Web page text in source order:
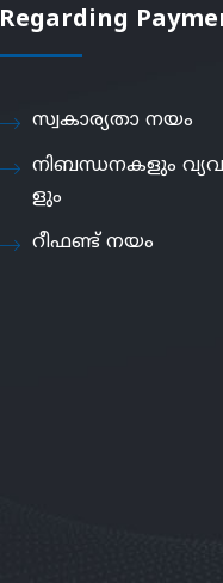
Regarding
സ്വകാര്യതാ നയം
നിബന്ധനകളും
ളും
റീഫണ്ട് നയം